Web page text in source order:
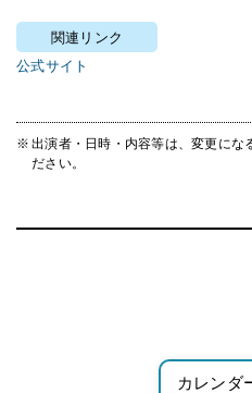
関連リンク
公式サイト
出演者・日時・内容等は、変更にな
ださい。
カレンダ